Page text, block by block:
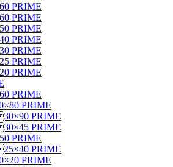
PRIME
PRIME
PRIME
PRIME
PRIME
PRIME
PRIME
PRIME
PRIME
PRIME
PRIME
PRIME
PRIME
PRIME